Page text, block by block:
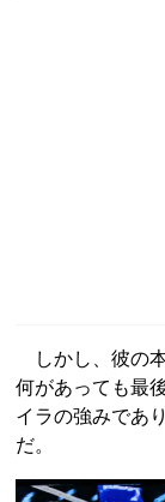
しかし、彼の
何があっても最
イラの強みであ
だ。